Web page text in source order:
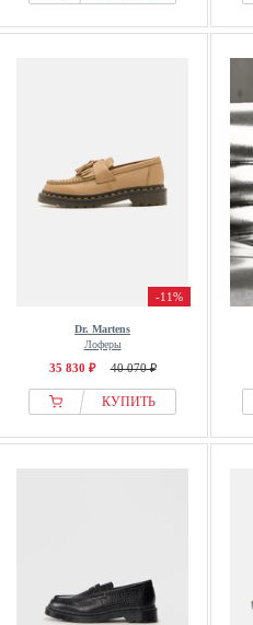
-11%
Dr. Martens
Лоферы
35 830 ₽ 40 070 ₽
КУПИТЬ